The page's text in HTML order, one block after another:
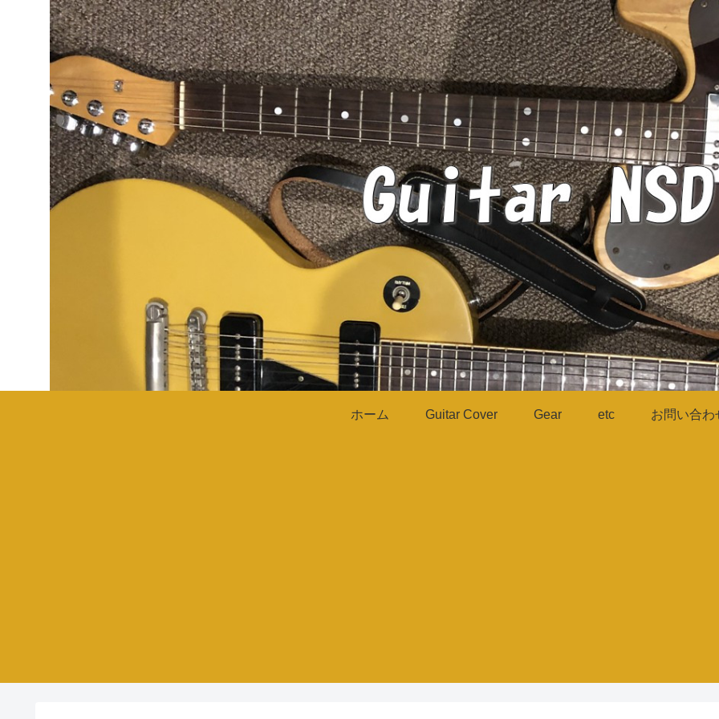
ホーム Guitar Cover Gear etc お問い合わ